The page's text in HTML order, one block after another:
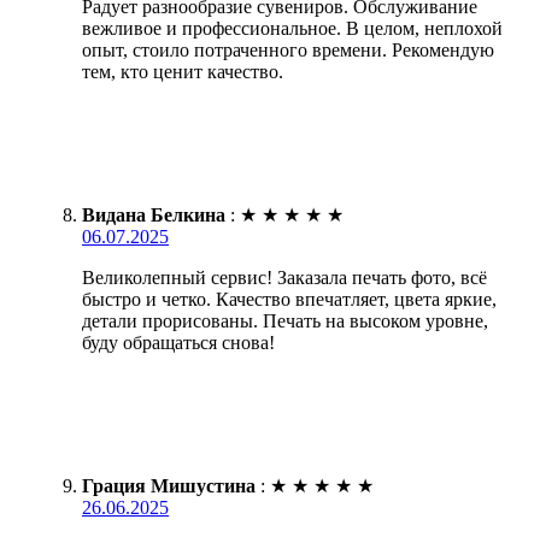
Радует разнообразие сувениров. Обслуживание
вежливое и профессиональное. В целом, неплохой
опыт, стоило потраченного времени. Рекомендую
тем, кто ценит качество.
Видана Белкина : ★ ★ ★ ★ ★
06.07.2025
Великолепный сервис! Заказала печать фото, всё
быстро и четко. Качество впечатляет, цвета яркие,
детали прорисованы. Печать на высоком уровне,
буду обращаться снова!
Грация Мишустина : ★ ★ ★ ★ ★
26.06.2025